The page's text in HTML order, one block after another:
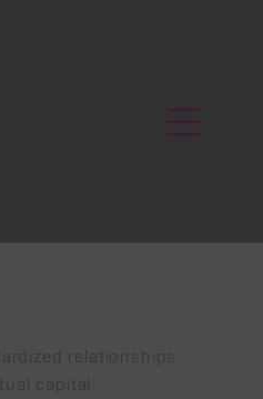
relationships
capital.